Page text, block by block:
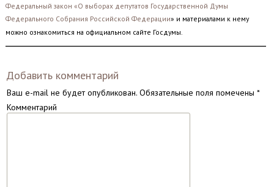
Федеральный закон «О выборах депутатов Государственной Думы
Федерального Собрания Российской Федерации» и материалами к нему
можно ознакомиться на официальном сайте Госдумы.
Добавить комментарий
Ваш e-mail не будет опубликован.Обязательные поля помечены *
Комментарий